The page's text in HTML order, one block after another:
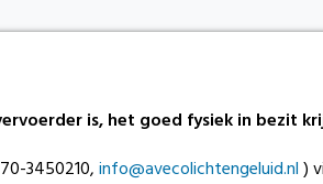
is, het goed fysiek in bezit
3450210,info@avecolichtengeluid.nl )